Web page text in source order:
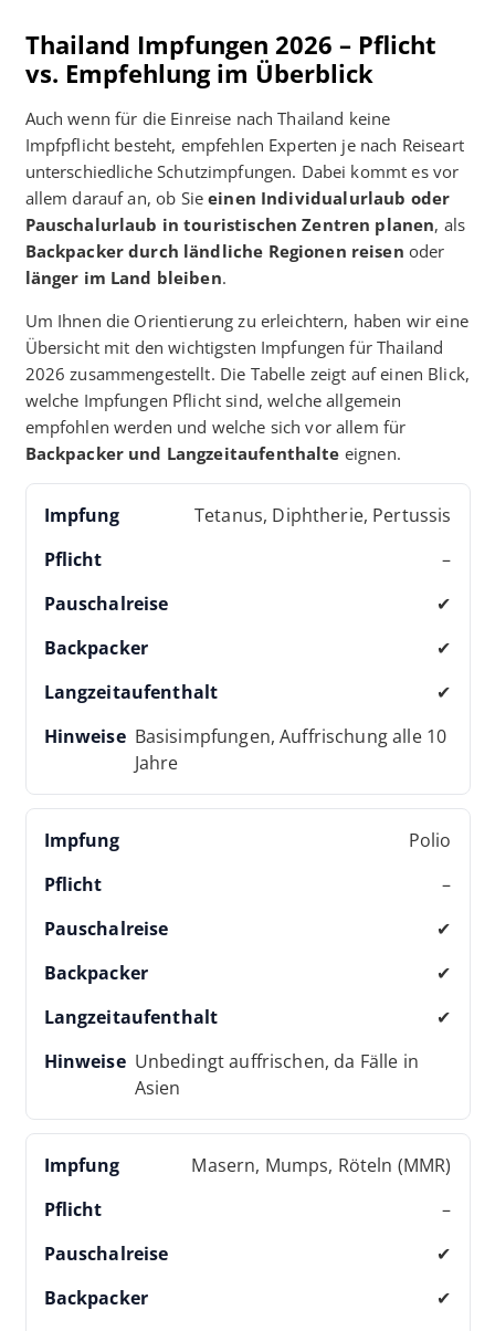
Thailand Impfungen 2026 – Pflicht
vs. Empfehlung im Überblick
Auch wenn für die Einreise nach Thailand keine
Impfpflicht besteht, empfehlen Experten je nach Reiseart
unterschiedliche Schutzimpfungen. Dabei kommt es vor
allem darauf an, ob Sieeinen Individualurlaub oder
Pauschalurlaub in touristischen Zentren planen, als
Backpacker durch ländliche Regionen reisen oder
länger im Land bleiben.
Um Ihnen die Orientierung zu erleichtern, haben wir eine
Übersicht mit den wichtigsten Impfungen für Thailand
2026 zusammengestellt. Die Tabelle zeigt auf einen Blick,
welche Impfungen Pflicht sind, welche allgemein
empfohlen werden und welche sich vor allem für
Backpacker und Langzeitaufenthalte eignen.
Tetanus, Diphtherie, Pertussis
–
✔
✔
✔
Basisimpfungen, Auffrischung alle 10
Jahre
Polio
–
✔
✔
✔
Unbedingt auffrischen, da Fälle in
Asien
Masern, Mumps, Röteln (MMR)
–
✔
✔